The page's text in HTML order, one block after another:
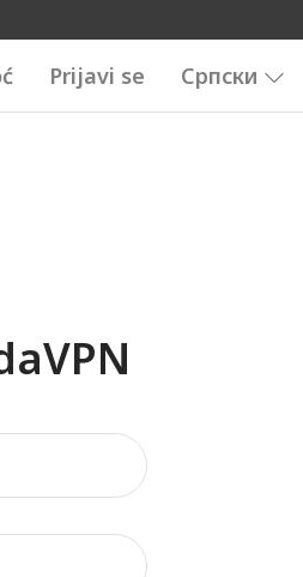
Prijavi se Српски